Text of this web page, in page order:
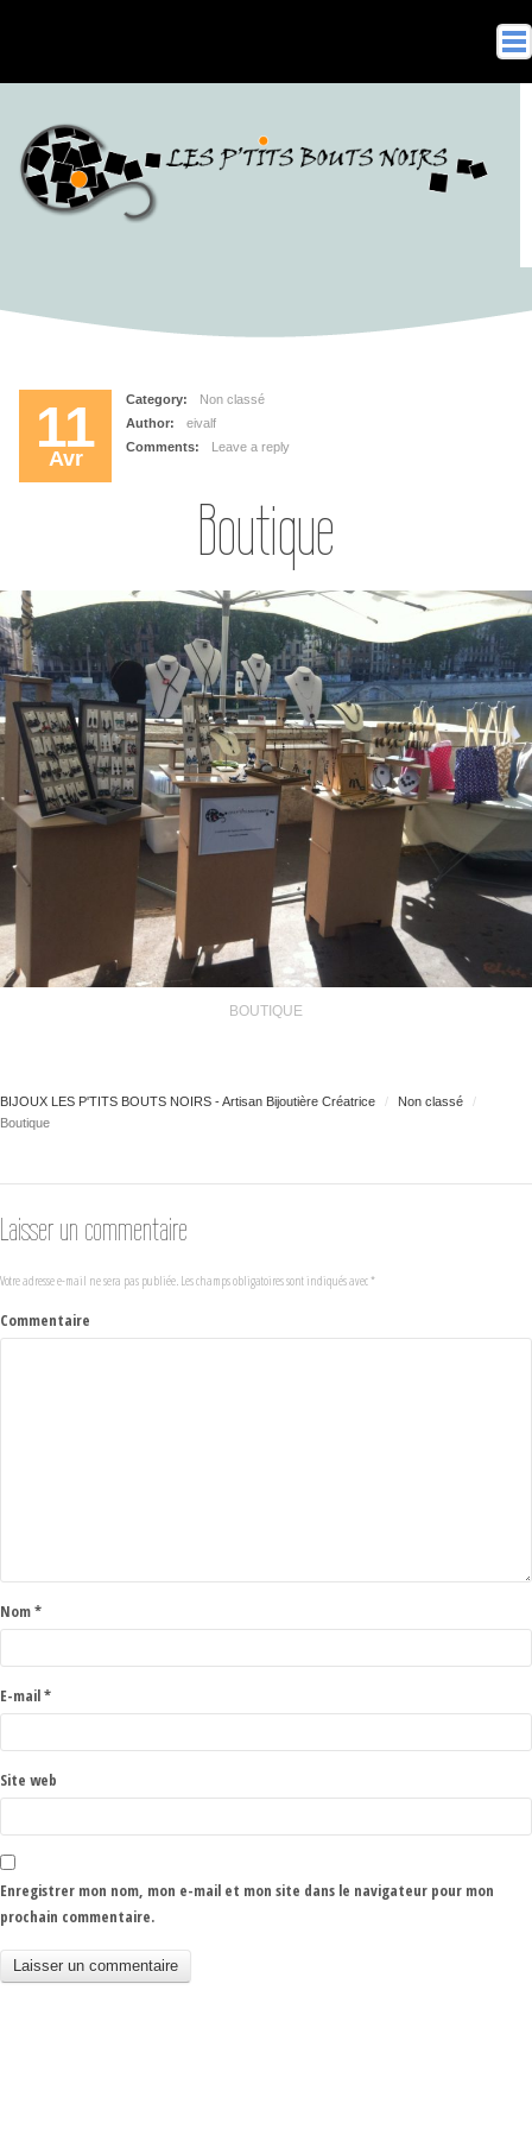
Gamme Argent Massif
Contactez-moi !
11
Avr
Category:
Non classé
Author:
eivalf
Comments:
Leave a reply
Boutique
BOUTIQUE
BIJOUX LES P'TITS BOUTS NOIRS - Artisan Bijoutière Créatrice
Non classé
Boutique
Laisser un commentaire
Votre adresse e-mail ne sera pas publiée. Les champs obligatoires sont indiqués avec*
Commentaire
Nom*
E-mail*
Site web
Enregistrer mon nom, mon e-mail et mon site dans le navigateur pour mon
prochain commentaire.